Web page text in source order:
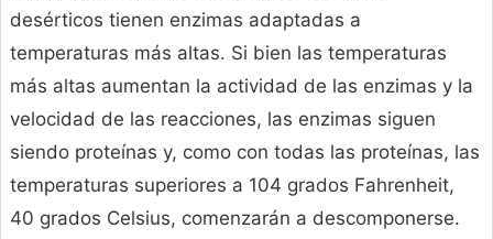
desérticos tienen enzimas adaptadas a
temperaturas más altas. Si bien las temperaturas
más altas aumentan la actividad de las enzimas y la
velocidad de las reacciones, las enzimas siguen
siendo proteínas y, como con todas las proteínas, las
temperaturas superiores a 104 grados Fahrenheit,
40 grados Celsius, comenzarán a descomponerse.